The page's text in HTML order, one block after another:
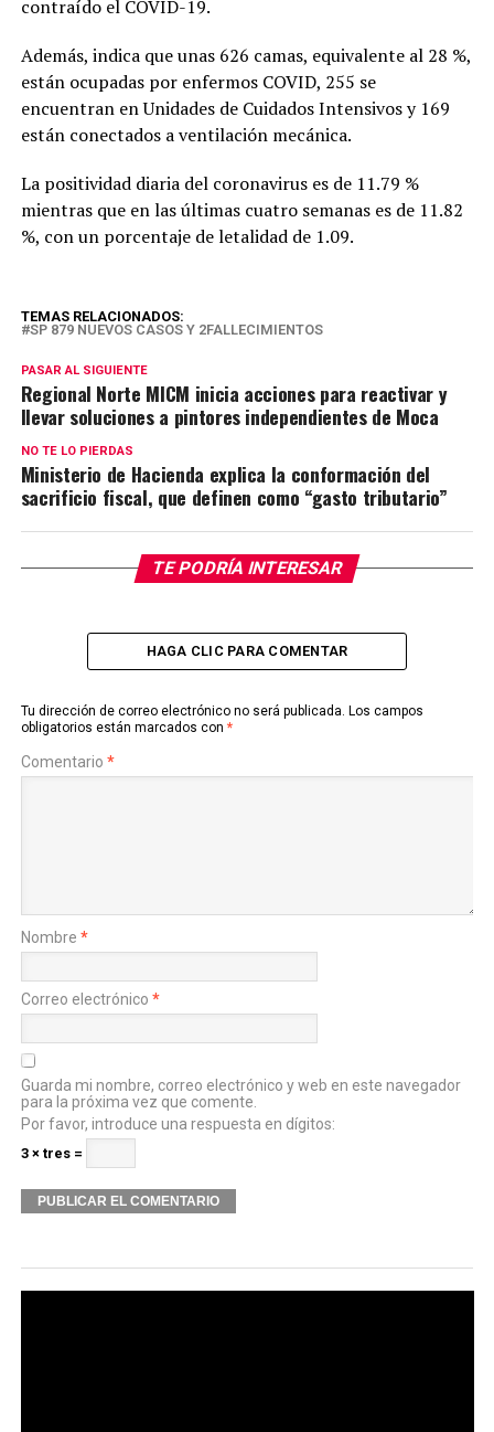
contraído el COVID-19.
Además, indica que unas 626 camas, equivalente al 28 %,
están ocupadas por enfermos COVID, 255 se
encuentran en Unidades de Cuidados Intensivos y 169
están conectados a ventilación mecánica.
La positividad diaria del coronavirus es de 11.79 %
mientras que en las últimas cuatro semanas es de 11.82
%, con un porcentaje de letalidad de 1.09.
TEMAS RELACIONADOS:
SP 879 NUEVOS CASOS Y 2FALLECIMIENTOS
PASAR AL SIGUIENTE
Regional Norte MICM inicia acciones para reactivar y
llevar soluciones a pintores independientes de Moca
NO TE LO PIERDAS
Ministerio de Hacienda explica la conformación del
sacrificio fiscal, que definen como “gasto tributario”
TE PODRÍA INTERESAR
HAGA CLIC PARA COMENTAR
Tu dirección de correo electrónico no será publicada. Los campos
obligatorios están marcados con *
Comentario *
Nombre *
Correo electrónico *
Guarda mi nombre, correo electrónico y web en este navegador
para la próxima vez que comente.
Por favor, introduce una respuesta en dígitos:
3 × tres =